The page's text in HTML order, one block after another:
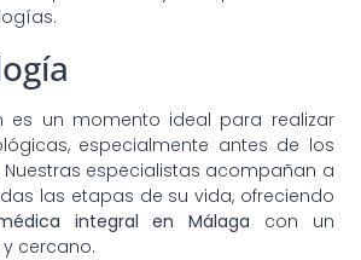
es un momento ideal para realizar
especialmente antes de los
especialistas acompañan a
las etapas de su vida, ofreciendo
integral en Málaga con un
cercano.